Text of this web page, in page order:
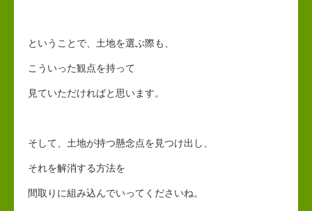
ということで、土地を選ぶ際も、
こういった観点を持って
見ていただければと思います。
そして、土地が持つ懸念点を見つけ出し、
それを解消する方法を
間取りに組み込んでいってくださいね。